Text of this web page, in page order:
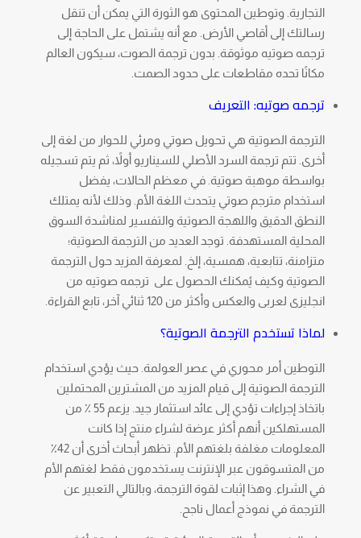
التجارية. وتوطين المحتوى هو الثورة التي يمكن أن تنقل
رسالتك إلى أقاصي الأرض. مع أنه يشتمل على الحاجة إلى
ترجمه صوتيه موثوقة. بدون ترجمة الصوت، سيكون العالم
مكانًا تحده مقاطعات على حدود الصمت.
ترجمه صوتيه: التعريف
الترجمة الصوتية هي تحويل صوتي ومرئي للحوار من لغة إلى
أخرى. تتم ترجمة السرد الأصلي للسيناريو أولاً، ثم يتم تسجيله
بواسطة موهبة صوتية. في معظم الحالات، يفضل
استخدام مترجم صوتي يتحدث اللغة الأم. وذلك لأنه يمتلك
النطق الدقيق واللهجة الصوتية والتفسير لمناشدة السوق
المحلية المستهدفة. توجد العديد من الترجمة الصوتية؛
متزامنة، تتابعية، همسية، إلخ. لمعرفة المزيد حول الترجمة
الصوتية وكيف يُمكنك الحصول على ترجمه صوتيه من
انجليزى لعربى والعكس وأكثر من 120 ثنائي آخر، تابع القراءة.
لماذا تستخدم الترجمة الصوتية؟
التوطين أمر محوري في عصر العولمة. حيث يؤدي استخدام
الترجمة الصوتية إلى قيام المزيد من المشترين المحتملين
باتخاذ إجراءات تؤدي إلى عائد استثمار جيد. يزعم 55 ٪ من
المستهلكين أنهم أكثر عرضة لشراء منتج إذا كانت
المعلومات مغلفة بلغتهم الأم. تظهر أبحاث أخرى أن 42٪
من المتسوقون عبر الإنترنت يستخدمون فقط لغتهم الأم
في الشراء. وهذا إثبات لقوة الترجمة، وبالتالي التعبير عن
الترجمة في نموذج أعمال ناجح.